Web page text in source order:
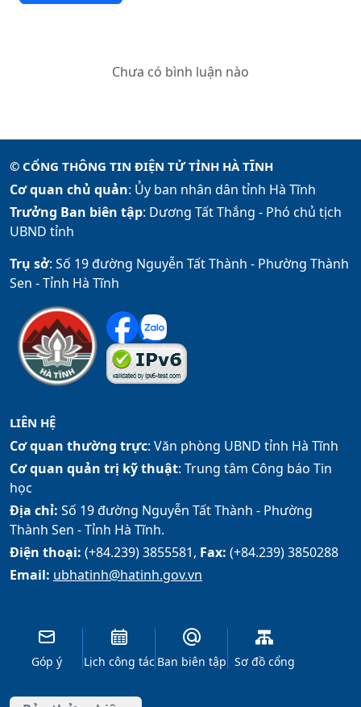
Chưa có bình luận nào
© CỔNG THÔNG TIN ĐIỆN TỬ TỈNH HÀ TĨNH
Cơ quan chủ quản: Ủy ban nhân dân tỉnh Hà Tĩnh
Trưởng Ban biên tập: Dương Tất Thắng - Phó chủ tịch
UBND tỉnh
Trụ sở: Số 19 đường Nguyễn Tất Thành - Phường Thành
Sen - Tỉnh Hà Tĩnh
LIÊN HỆ
Cơ quan thường trực: Văn phòng UBND tỉnh Hà Tĩnh
Cơ quan quản trị kỹ thuật: Trung tâm Công báo Tin
học
Địa chỉ: Số 19 đường Nguyễn Tất Thành - Phường
Thành Sen - Tỉnh Hà Tĩnh.
Điện thoại: (+84.239) 3855581, Fax: (+84.239) 3850288
Email: ubhatinh@hatinh.gov.vn
Góp ý Lịch công tác Ban biên tập Sơ đồ cổng